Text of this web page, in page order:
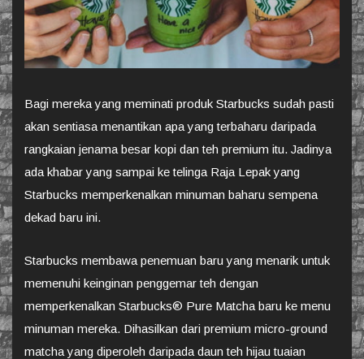
Bagi mereka yang meminati produk Starbucks sudah pasti
akan sentiasa menantikan apa yang terbaharu daripada
rangkaian jenama besar kopi dan teh premium itu. Jadinya
ada khabar yang sampai ke telinga Raja Lepak yang
Starbucks memperkenalkan minuman baharu sempena
dekad baru ini.
Starbucks membawa penemuan baru yang menarik untuk
memenuhi keinginan penggemar teh dengan
memperkenalkan Starbucks® Pure Matcha baru ke menu
minuman mereka. Dihasilkan dari premium micro-ground
matcha yang diperoleh daripada daun teh hijau tuaian